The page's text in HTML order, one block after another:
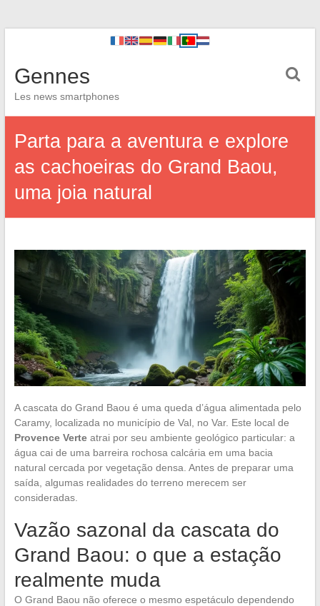
Gennes
Les news smartphones
Parta para a aventura e explore
as cachoeiras do Grand Baou,
uma joia natural
A cascata do Grand Baou é uma queda d’água alimentada pelo
Caramy, localizada no município de Val, no Var. Este local de
Provence Verteatrai por seu ambiente geológico particular: a
água cai de uma barreira rochosa calcária em uma bacia
natural cercada por vegetação densa. Antes de preparar uma
saída, algumas realidades do terreno merecem ser
consideradas.
Vazão sazonal da cascata do
Grand Baou: o que a estação
realmente muda
O Grand Baou não oferece o mesmo espetáculo dependendo